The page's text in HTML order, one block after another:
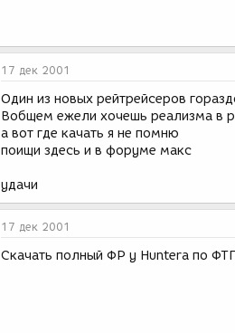
17 дек 2001
Один из новых рейтрейсеров
Вобщем ежели хочешь реализма в
а вот где качать я не помню
поищи здесь и в форуме макс
удачи
17 дек 2001
Скачать полный ФР у Huntera по